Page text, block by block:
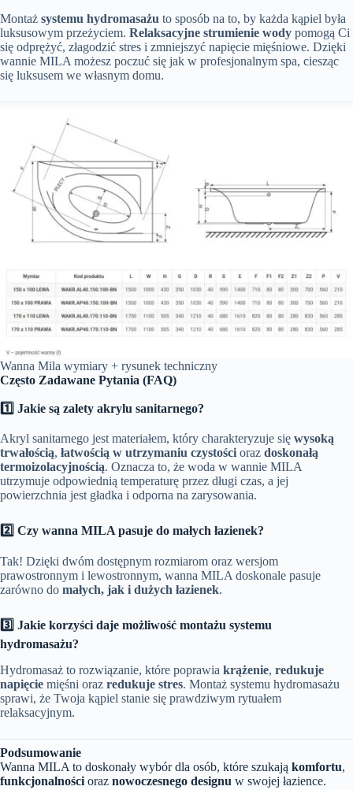
Montaż systemu hydromasażu to sposób na to, by każda kąpiel była
luksusowym przeżyciem. Relaksacyjne strumienie wody pomogą Ci
się odprężyć, złagodzić stres i zmniejszyć napięcie mięśniowe. Dzięki
wannie MILA możesz poczuć się jak w profesjonalnym spa, ciesząc
się luksusem we własnym domu.
Wanna Mila wymiary + rysunek techniczny
Często Zadawane Pytania (FAQ)
1️⃣ Jakie są zalety akrylu sanitarnego?
Akryl sanitarnego jest materiałem, który charakteryzuje się wysoką
trwałością, łatwością w utrzymaniu czystości oraz doskonałą
termoizolacyjnością. Oznacza to, że woda w wannie MILA
utrzymuje odpowiednią temperaturę przez długi czas, a jej
powierzchnia jest gładka i odporna na zarysowania.
2️⃣ Czy wanna MILA pasuje do małych łazienek?
Tak! Dzięki dwóm dostępnym rozmiarom oraz wersjom
prawostronnym i lewostronnym, wanna MILA doskonale pasuje
zarówno do małych, jak i dużych łazienek.
3️⃣ Jakie korzyści daje możliwość montażu systemu
hydromasażu?
Hydromasaż to rozwiązanie, które poprawia krążenie, redukuje
napięcie mięśni oraz redukuje stres. Montaż systemu hydromasażu
sprawi, że Twoja kąpiel stanie się prawdziwym rytuałem
relaksacyjnym.
Podsumowanie
Wanna MILA to doskonały wybór dla osób, które szukają komfortu,
funkcjonalności oraz nowoczesnego designu w swojej łazience.